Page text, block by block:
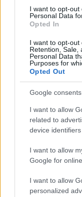
I want to opt-
Personal Data
Opted In
I want to opt-out
Retention, Sale,
Personal Data
Purposes for
Opted Out
Google consents
I want to allow
related to
device identifiers
I want to allow
Google for
I want to allow
personalized
ΓΥΝΑΙΚΑ 02/07/2026
Η Μαντόνα
σπιτιού της